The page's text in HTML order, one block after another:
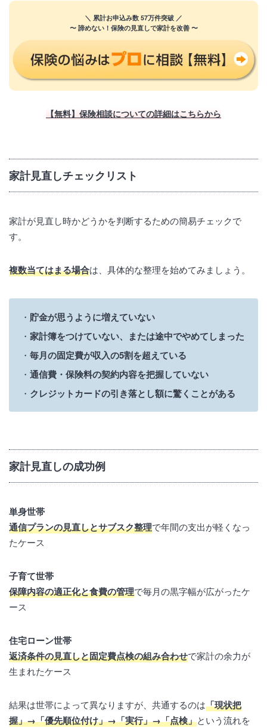
＼ 累計お申込み数 57万件突破 ／
〜 諦めない！保険の見直しで家計を改善 〜
【無料】保険相談についての詳細はこちらから
家計見直しチェックリスト
家計が見直し時かどうかを判断するための簡易チェックで
す。
複数当てはまる場合は、具体的な整理を始めてみましょう。
貯金が思うように増えていない
家計簿をつけていない、または途中でやめてしまった
毎月の固定費が収入の5割を超えている
通信費・保険料の契約内容を把握していない
クレジットカードの引き落とし額に驚くことがある
家計見直しの成功例
単身世帯
通信プランの見直しとサブスク整理で年間の支出が軽くなっ
たケース
子育て世帯
保障内容の適正化と食費の管理で毎月の黒字幅が広がったケ
ース
住宅ローン世帯
返済条件の見直しと固定費点検の組み合わせで家計の余力が
生まれたケース
結果は世帯によって異なりますが、共通するのは「現状把
握」→「優先順位付け」→「実行」→「点検」という流れを